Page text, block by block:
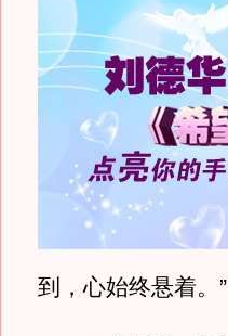
到，心始终悬着。”